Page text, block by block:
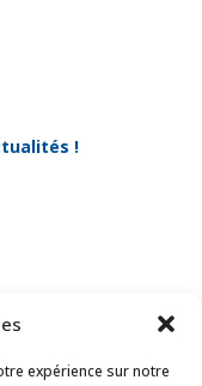
expérience sur notre
!